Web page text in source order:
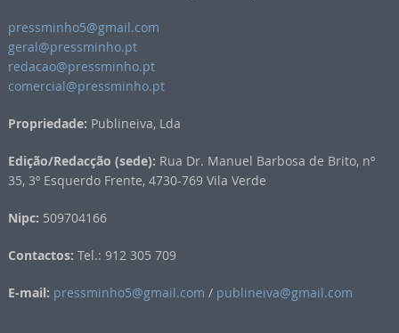
pressminho5@gmail.com
geral@pressminho.pt
redacao@pressminho.pt
comercial@pressminho.pt
Propriedade: Publineiva, Lda
Edição/Redacção (sede): Rua Dr. Manuel Barbosa de Brito, nº
35, 3º Esquerdo Frente, 4730-769 Vila Verde
Nipc: 509704166
Contactos: Tel.: 912 305 709
E-mail: pressminho5@gmail.com / publineiva@gmail.com